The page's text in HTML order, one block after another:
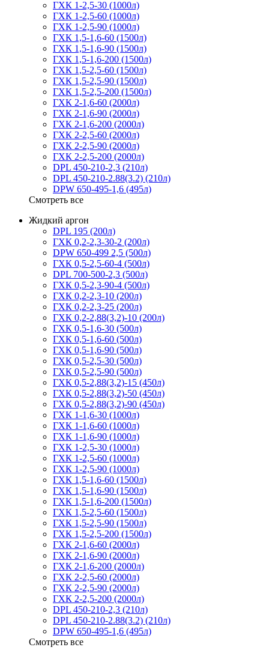
ГХК 1-2,5-30 (1000л)
ГХК 1-2,5-60 (1000л)
ГХК 1-2,5-90 (1000л)
ГХК 1,5-1,6-60 (1500л)
ГХК 1,5-1,6-90 (1500л)
ГХК 1,5-1,6-200 (1500л)
ГХК 1,5-2,5-60 (1500л)
ГХК 1,5-2,5-90 (1500л)
ГХК 1,5-2,5-200 (1500л)
ГХК 2-1,6-60 (2000л)
ГХК 2-1,6-90 (2000л)
ГХК 2-1,6-200 (2000л)
ГХК 2-2,5-60 (2000л)
ГХК 2-2,5-90 (2000л)
ГХК 2-2,5-200 (2000л)
DPL 450-210-2,3 (210л)
DPL 450-210-2.88(3.2) (210л)
DPW 650-495-1,6 (495л)
Смотреть все
Жидкий аргон
DPL 195 (200л)
ГХК 0,2-2,3-30-2 (200л)
DPW 650-499 2,5 (500л)
ГХК 0,5-2,5-60-4 (500л)
DPL 700-500-2,3 (500л)
ГХК 0,5-2,3-90-4 (500л)
ГХК 0,2-2,3-10 (200л)
ГХК 0,2-2,3-25 (200л)
ГХК 0,2-2,88(3,2)-10 (200л)
ГХК 0,5-1,6-30 (500л)
ГХК 0,5-1,6-60 (500л)
ГХК 0,5-1,6-90 (500л)
ГХК 0,5-2,5-30 (500л)
ГХК 0,5-2,5-90 (500л)
ГХК 0,5-2,88(3,2)-15 (450л)
ГХК 0,5-2,88(3,2)-50 (450л)
ГХК 0,5-2,88(3,2)-90 (450л)
ГХК 1-1,6-30 (1000л)
ГХК 1-1,6-60 (1000л)
ГХК 1-1,6-90 (1000л)
ГХК 1-2,5-30 (1000л)
ГХК 1-2,5-60 (1000л)
ГХК 1-2,5-90 (1000л)
ГХК 1,5-1,6-60 (1500л)
ГХК 1,5-1,6-90 (1500л)
ГХК 1,5-1,6-200 (1500л)
ГХК 1,5-2,5-60 (1500л)
ГХК 1,5-2,5-90 (1500л)
ГХК 1,5-2,5-200 (1500л)
ГХК 2-1,6-60 (2000л)
ГХК 2-1,6-90 (2000л)
ГХК 2-1,6-200 (2000л)
ГХК 2-2,5-60 (2000л)
ГХК 2-2,5-90 (2000л)
ГХК 2-2,5-200 (2000л)
DPL 450-210-2,3 (210л)
DPL 450-210-2.88(3.2) (210л)
DPW 650-495-1,6 (495л)
Смотреть все